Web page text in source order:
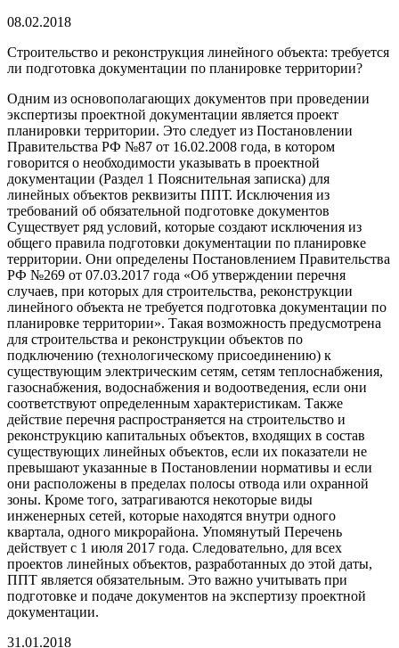
08.02.2018
Строительство и реконструкция линейного объекта: требуется
ли подготовка документации по планировке территории?
Одним из основополагающих документов при проведении
экспертизы проектной документации является проект
планировки территории. Это следует из Постановлении
Правительства РФ №87 от 16.02.2008 года, в котором
говорится о необходимости указывать в проектной
документации (Раздел 1 Пояснительная записка) для
линейных объектов реквизиты ППТ. Исключения из
требований об обязательной подготовке документов
Существует ряд условий, которые создают исключения из
общего правила подготовки документации по планировке
территории. Они определены Постановлением Правительства
РФ №269 от 07.03.2017 года «Об утверждении перечня
случаев, при которых для строительства, реконструкции
линейного объекта не требуется подготовка документации по
планировке территории». Такая возможность предусмотрена
для строительства и реконструкции объектов по
подключению (технологическому присоединению) к
существующим электрическим сетям, сетям теплоснабжения,
газоснабжения, водоснабжения и водоотведения, если они
соответствуют определенным характеристикам. Также
действие перечня распространяется на строительство и
реконструкцию капитальных объектов, входящих в состав
существующих линейных объектов, если их показатели не
превышают указанные в Постановлении нормативы и если
они расположены в пределах полосы отвода или охранной
зоны. Кроме того, затрагиваются некоторые виды
инженерных сетей, которые находятся внутри одного
квартала, одного микрорайона. Упомянутый Перечень
действует с 1 июля 2017 года. Следовательно, для всех
проектов линейных объектов, разработанных до этой даты,
ППТ является обязательным. Это важно учитывать при
подготовке и подаче документов на экспертизу проектной
документации.
31.01.2018